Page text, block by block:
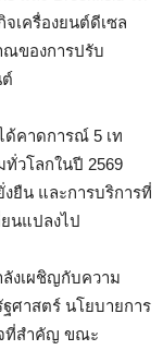
เครื่องยนต์ดีเซล
ณของการปรับ
ด้คาดการณ์ 5 เท
วโลกในปี 2569
ยืน และการบริการที่
นแปลงไป
ลังเผชิญกับความ
ศาสตร์ นโยบายการ
จที่สำคัญ ขณะ